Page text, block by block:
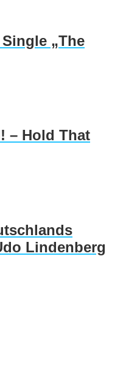
„The
– Hold That
Lindenberg